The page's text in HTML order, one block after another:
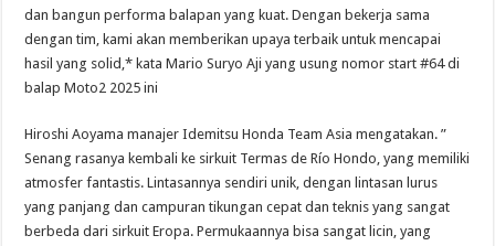
dan bangun performa balapan yang kuat. Dengan bekerja sama
dengan tim, kami akan memberikan upaya terbaik untuk mencapai
hasil yang solid,* kata Mario Suryo Aji yang usung nomor start #64 di
balap Moto2 2025 ini
Hiroshi Aoyama manajer Idemitsu Honda Team Asia mengatakan. ”
Senang rasanya kembali ke sirkuit Termas de Río Hondo, yang memiliki
atmosfer fantastis. Lintasannya sendiri unik, dengan lintasan lurus
yang panjang dan campuran tikungan cepat dan teknis yang sangat
berbeda dari sirkuit Eropa. Permukaannya bisa sangat licin, yang